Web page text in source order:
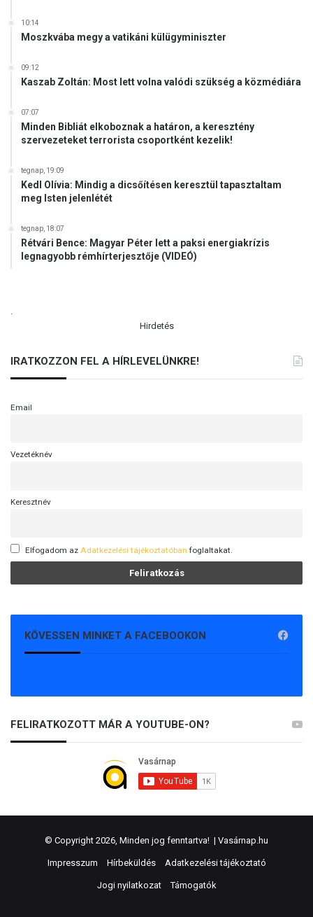
10:14
Moszkvába megy a vatikáni külügyminiszter
09:12
Kaszab Zoltán: Most lett volna valódi szükség a közmédiára
07:07
Minden Bibliát elkoboznak a határon, a keresztény
szervezeteket terrorista csoportként kezelik!
tegnap, 19:09
Kedl Olívia: Mindig a dicsőítésen keresztül tapasztaltam
meg Isten jelenlétét
tegnap, 18:07
Rétvári Bence: Magyar Péter lett a paksi energiakrízis
legnagyobb rémhírterjesztője (VIDEÓ)
Hirdetés
IRATKOZZON FEL A HÍRLEVELÜNKRE!
Email
Vezetéknév
Keresztnév
Elfogadom az Adatkezelési tájékoztatóban foglaltakat.
KÖVESSEN MINKET A FACEBOOKON
FELIRATKOZOTT MÁR A YOUTUBE-ON?
© Copyright 2026, Minden jog fenntartva! | Vasárnap.hu
Impresszum Hírbeküldés Adatkezelési tájékoztató
Jogi nyilatkozat Támogatók